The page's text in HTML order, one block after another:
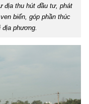
địa thu hút đầu tư, phát
biển, góp phần thúc
phương.